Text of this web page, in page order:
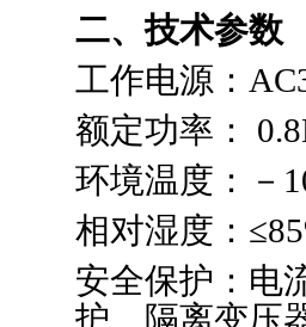
二、技术参数
工作电源：
额定功率：
环境温度：－
相对湿度：
安全保护：电
护、隔离变压